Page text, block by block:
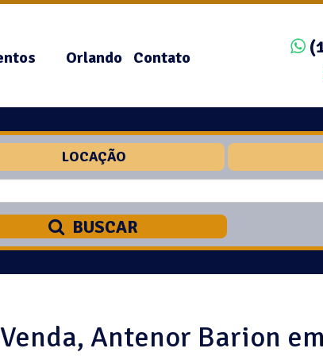
Orlando Contato
LOCAÇÃO
BUSCAR
Antenor Barion